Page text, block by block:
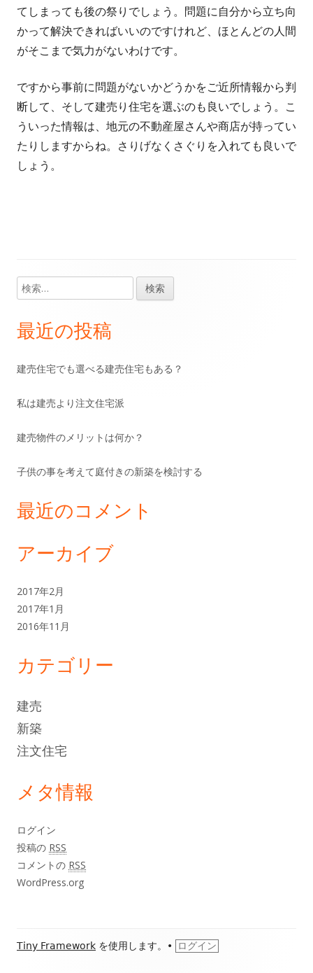
てしまっても後の祭りでしょう。問題に自分から立ち向
かって解決できればいいのですけれど、ほとんどの人間
がそこまで気力がないわけです。
ですから事前に問題がないかどうかをご近所情報から判
断して、そして建売り住宅を選ぶのも良いでしょう。こ
ういった情報は、地元の不動産屋さんや商店が持ってい
たりしますからね。さりげなくさぐりを入れても良いで
しょう。
メ
イ
サ
イ
ド
バ
ー
検
索:
最近の投稿
建売住宅でも選べる建売住宅もある？
私は建売より注文住宅派
建売物件のメリットは何か？
子供の事を考えて庭付きの新築を検討する
最近のコメント
アーカイブ
2017年2月
2017年1月
2016年11月
カテゴリー
建売
新築
注文住宅
メタ情報
ログイン
投稿の RSS
コメントの RSS
WordPress.org
フ
Tiny Framework を使用します。 • ログイン